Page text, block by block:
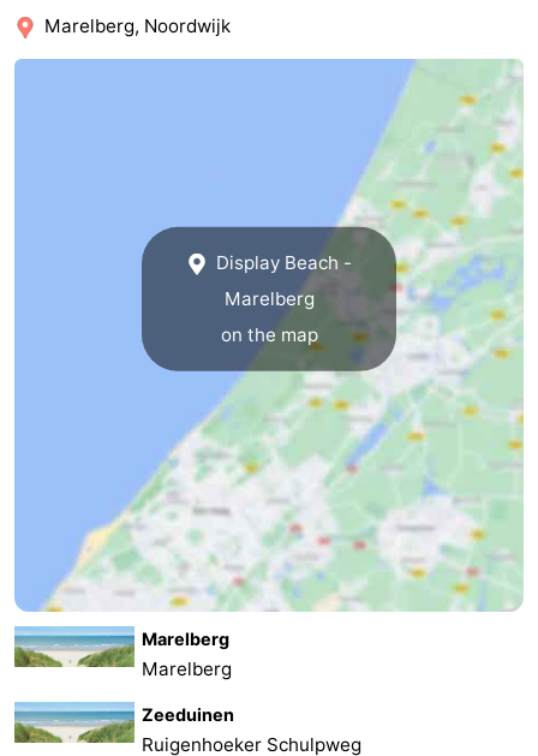
Zee
duinreservaat
Wijk
-
Scheveningen
The
-
Rockanje
Weather
Marelberg, Noordwijk
Display Beach -
Marelberg
on the map
Marelberg
Marelberg
Zeeduinen
Ruigenhoeker Schulpweg